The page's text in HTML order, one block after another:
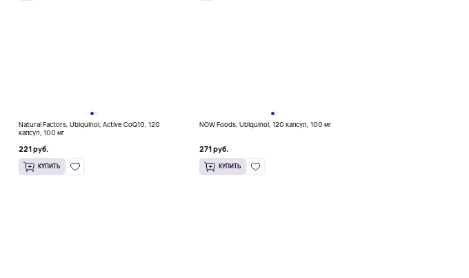
Natural Factors, Ubiquinol, Active CoQ10, 120
капсул, 100 мг
221 руб.
КУПИТЬ
NOW Foods, Ubiquinol, 120 капсул, 100 мг
271 руб.
КУПИТЬ